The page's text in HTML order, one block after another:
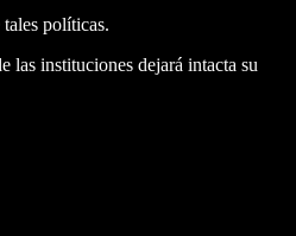
políticas.
las instituciones dejará intacta su